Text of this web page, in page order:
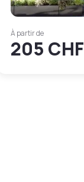
À partir de
205 CHF